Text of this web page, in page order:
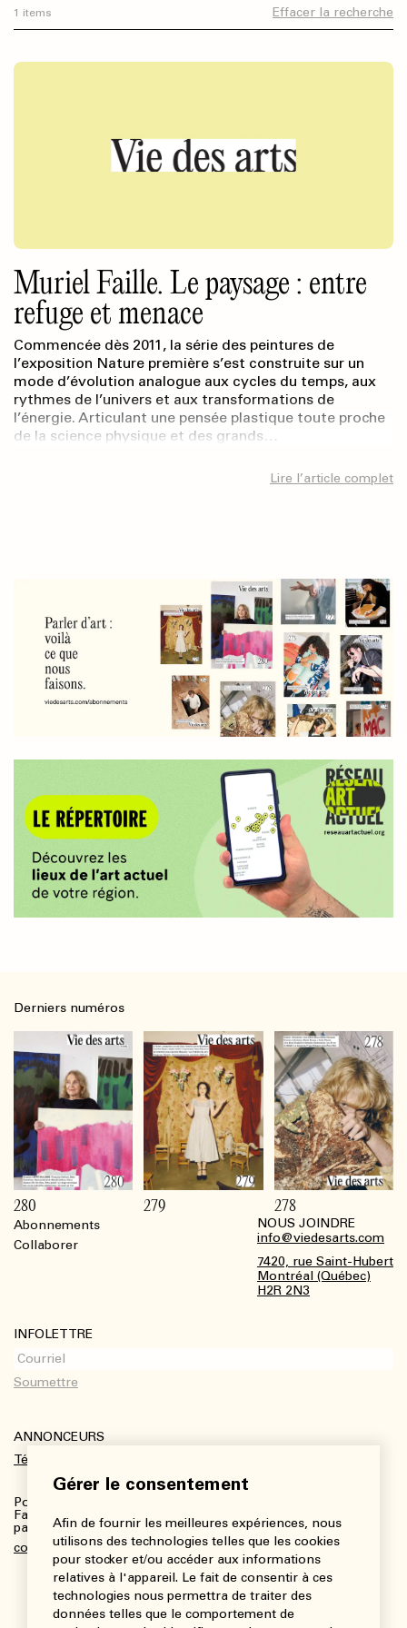
Gérer le consentement
Afin de fournir les meilleures expériences, nous
utilisons des technologies telles que les cookies
pour stocker et/ou accéder aux informations
relatives à l'appareil. Le fait de consentir à ces
technologies nous permettra de traiter des
données telles que le comportement de
1 items Effacer la recherche
Muriel Faille. Le paysage : entre
refuge et menace
Commencée dès 2011, la série des peintures de
l’exposition Nature première s’est construite sur un
mode d’évolution analogue aux cycles du temps, aux
rythmes de l’univers et aux transformations de
l’énergie. Articulant une pensée plastique toute proche
de la science physique et des grands…
Lire l’article complet
Abonnements
Collaborer
NOUS JOINDRE
info@viedesarts.com
7420, rue Saint-Hubert
Montréal (Québec)
H2R 2N3
INFOLETTRE
ANNONCEURS
Télécharger le kit média
Pour plus de renseignements :
Fanny Charbonneau, Responsable des communications,
partenariats et publicités
communications@viedesarts.com
Derniers numéros
280 279 278